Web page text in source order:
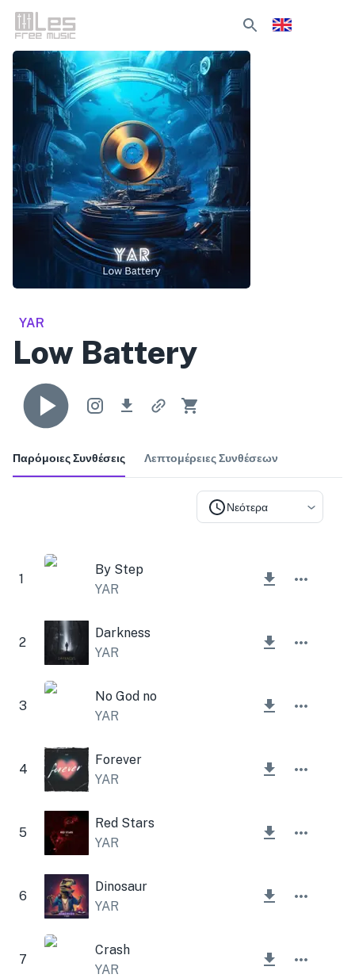
YAR
Low Battery
Παρόμοιες Συνθέσεις Λεπτομέρειες Συνθέσεων
Νεότερα
1
By Step
YAR
2
Darkness
YAR
3
No God no
YAR
4
Forever
YAR
5
Red Stars
YAR
6
Dinosaur
YAR
7
Crash
YAR